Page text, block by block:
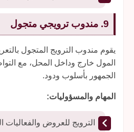
9. مندوب ترويجي متجول
يقوم مندوب الترويج المتجول
المول خارج وداخل المحل، مع
الجمهور بأسلوب ودود.
المهام والمسؤوليات:
الترويج للعروض والفعاليات